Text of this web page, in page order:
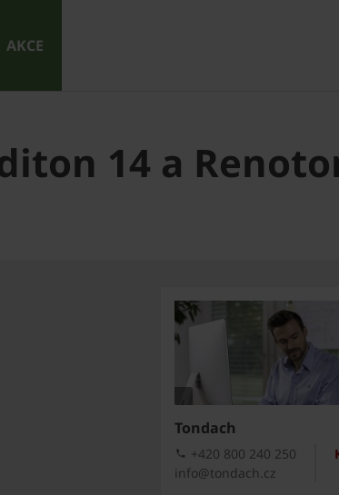
AKCE
14 a
Tondach
+420 800 240 250
info@tondach.cz